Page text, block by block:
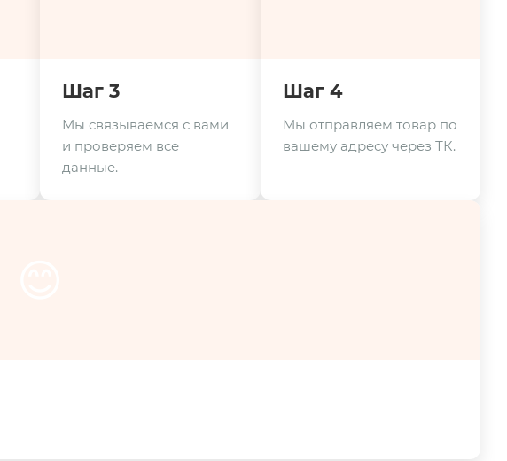
Шаг 3
Мы связываемся с вами
и проверяем все
данные.
Шаг 4
Мы отправляем товар по
вашему адресу через ТК.